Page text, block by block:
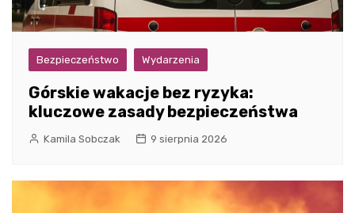
Bezpieczeństwo Wydarzenia
Górskie wakacje bez ryzyka:
kluczowe zasady bezpieczeństwa
Kamila Sobczak 9 sierpnia 2026